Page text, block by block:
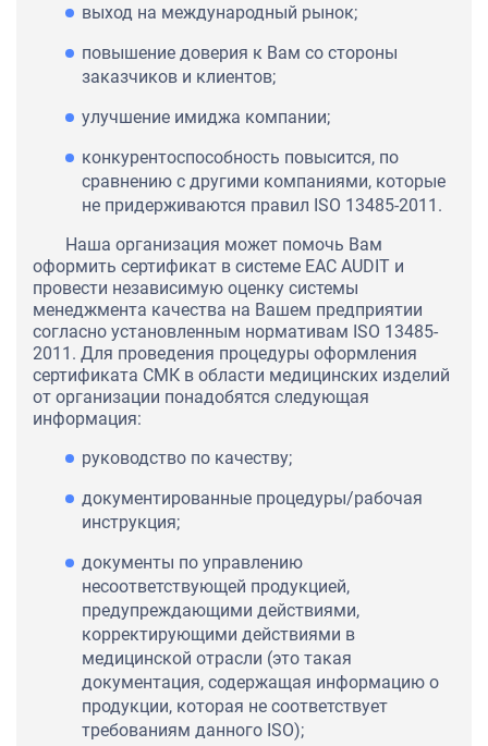
выход на международный рынок;
повышение доверия к Вам со стороны
заказчиков и клиентов;
улучшение имиджа компании;
конкурентоспособность повысится, по
сравнению с другими компаниями, которые
не придерживаются правил ISO 13485-2011.
Наша организация может помочь Вам
оформить сертификат в системе EAC AUDIT и
провести независимую оценку системы
менеджмента качества на Вашем предприятии
согласно установленным нормативам ISO 13485-
2011. Для проведения процедуры оформления
сертификата СМК в области медицинских изделий
от организации понадобятся следующая
информация:
руководство по качеству;
документированные процедуры/рабочая
инструкция;
документы по управлению
несоответствующей продукцией,
предупреждающими действиями,
корректирующими действиями в
медицинской отрасли (это такая
документация, содержащая информацию о
продукции, которая не соответствует
требованиям данного ISO);